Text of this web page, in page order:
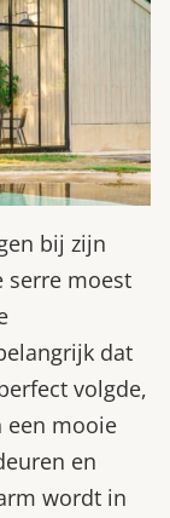
bij zijn
serre moest
dat
volgde,
een mooie
en
wordt in